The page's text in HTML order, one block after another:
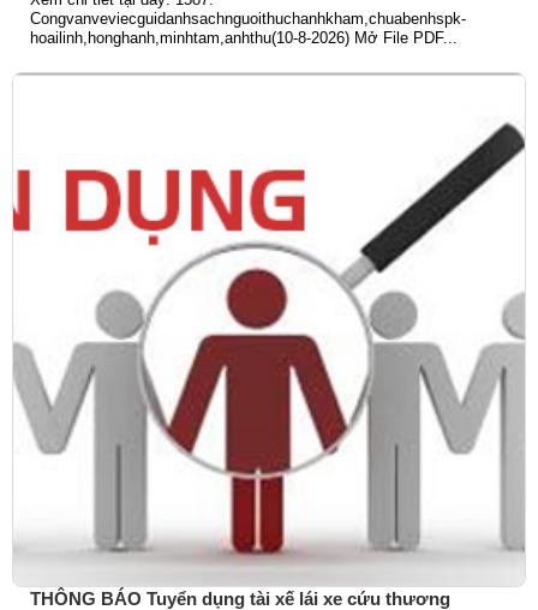
Congvanveviecguidanhsachnguoithuchanhkham,chuabenhspk-
hoailinh,honghanh,minhtam,anhthu(10-8-2026) Mở File PDF...
THÔNG BÁO Tuyển dụng tài xế lái xe cứu thương